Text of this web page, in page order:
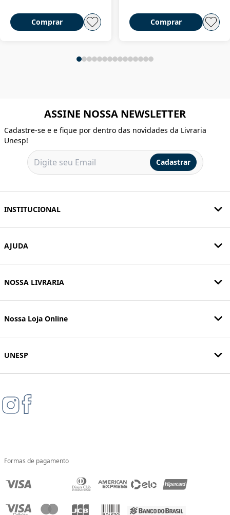
Comprar Comprar
ASSINE NOSSA NEWSLETTER
Cadastre-se e e fique por dentro das novidades da Livraria
Unesp!
Cadastrar
INSTITUCIONAL
AJUDA
NOSSA LIVRARIA
Nossa Loja Online
UNESP
Formas de pagamento